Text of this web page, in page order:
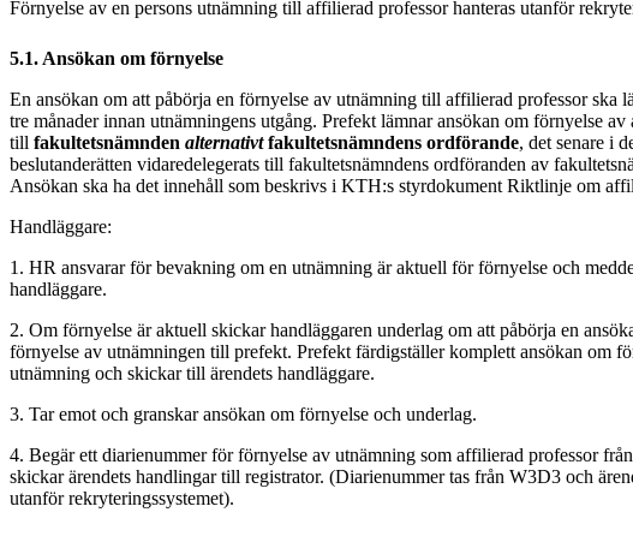
Förnyelse av en persons utnämning till affilierad professor hanteras utanför
5.1. Ansökan om förnyelse
En ansökan om att påbörja en förnyelse av utnämning till affilierad professor ska
tre månader innan utnämningens utgång. Prefekt lämnar ansökan om förnyelse av
till fakultetsnämnden alternativtfakultetsnämndens ordförande, det senare i
beslutanderätten vidaredelegerats till fakultetsnämndens ordföranden av
Ansökan ska ha det innehåll som beskrivs i KTH:s styrdokument Riktlinje om
Handläggare:
1. HR ansvarar för bevakning om en utnämning är aktuell för förnyelse och
handläggare.
2. Om förnyelse är aktuell skickar handläggaren underlag om att påbörja en
förnyelse av utnämningen till prefekt. Prefekt färdigställer komplett ansökan om
utnämning och skickar till ärendets handläggare.
3. Tar emot och granskar ansökan om förnyelse och underlag.
4. Begär ett diarienummer för förnyelse av utnämning som affilierad professor
skickar ärendets handlingar till registrator. (Diarienummer tas från W3D3 och
utanför rekryteringssystemet).